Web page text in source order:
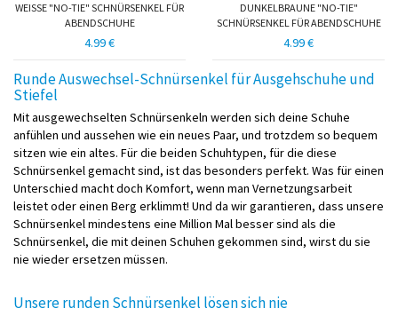
WEISSE "NO-TIE" SCHNÜRSENKEL FÜR A
BENDSCHUHE
4.99 €
DUNKELBRAUNE "NO-TIE"
SCHNÜRSENKEL FÜR ABENDSCHUHE
4.99 €
Runde Auswechsel-Schnürsenkel für Ausgehschuhe und
Stiefel
Mit ausgewechselten Schnürsenkeln werden sich deine Schuhe
anfühlen und aussehen wie ein neues Paar, und trotzdem so bequem
sitzen wie ein altes. Für die beiden Schuhtypen, für die diese
Schnürsenkel gemacht sind, ist das besonders perfekt. Was für einen
Unterschied macht doch Komfort, wenn man Vernetzungsarbeit
leistet oder einen Berg erklimmt! Und da wir garantieren, dass unsere
Schnürsenkel mindestens eine Million Mal besser sind als die
Schnürsenkel, die mit deinen Schuhen gekommen sind, wirst du sie
nie wieder ersetzen müssen.
Unsere runden Schnürsenkel lösen sich nie